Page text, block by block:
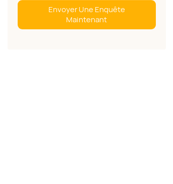
Envoyer Une Enquête
Maintenant